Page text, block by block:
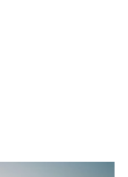
con
con
acuerdo con